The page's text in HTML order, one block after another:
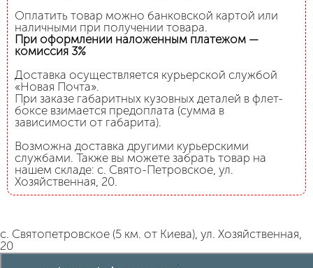
Оплатить товар можно банковской картой или
наличными при получении товара.
При оформлении наложенным платежом —
комиссия 3%
Доставка осуществляется курьерской службой
«Новая Почта».
При заказе габаритных кузовных деталей в флет-
боксе взимается предоплата (сумма в
зависимости от габарита).
Возможна доставка другими курьерскими
службами. Также вы можете забрать товар на
нашем складе: с. Свято-Петровское, ул.
Хозяйственная, 20.
с. Святопетровское (5 км. от Киева), ул. Хозяйственная,
20